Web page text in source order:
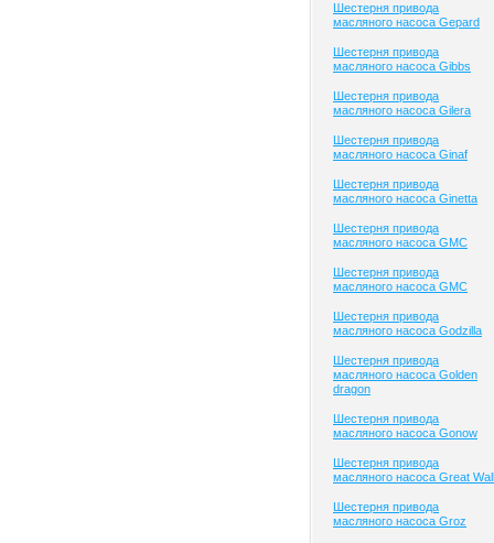
Шестерня привода
масляного насоса Gepard
Шестерня привода
масляного насоса Gibbs
Шестерня привода
масляного насоса Gilera
Шестерня привода
масляного насоса Ginaf
Шестерня привода
масляного насоса Ginetta
Шестерня привода
масляного насоса GMC
Шестерня привода
масляного насоса GMC
Шестерня привода
масляного насоса Godzilla
Шестерня привода
масляного насоса Golden
dragon
Шестерня привода
масляного насоса Gonow
Шестерня привода
масляного насоса Great Wall
Шестерня привода
масляного насоса Groz